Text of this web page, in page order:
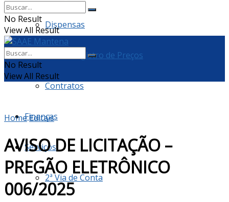
Dispensas
Ata de Registro de Preços
Contratos
Finanças
Serviços
2ª Via de Conta
No Result
View All Result
No Result
View All Result
HomeEditais
AVISO DE LICITAÇÃO –
PREGÃO ELETRÔNICO
006/2025